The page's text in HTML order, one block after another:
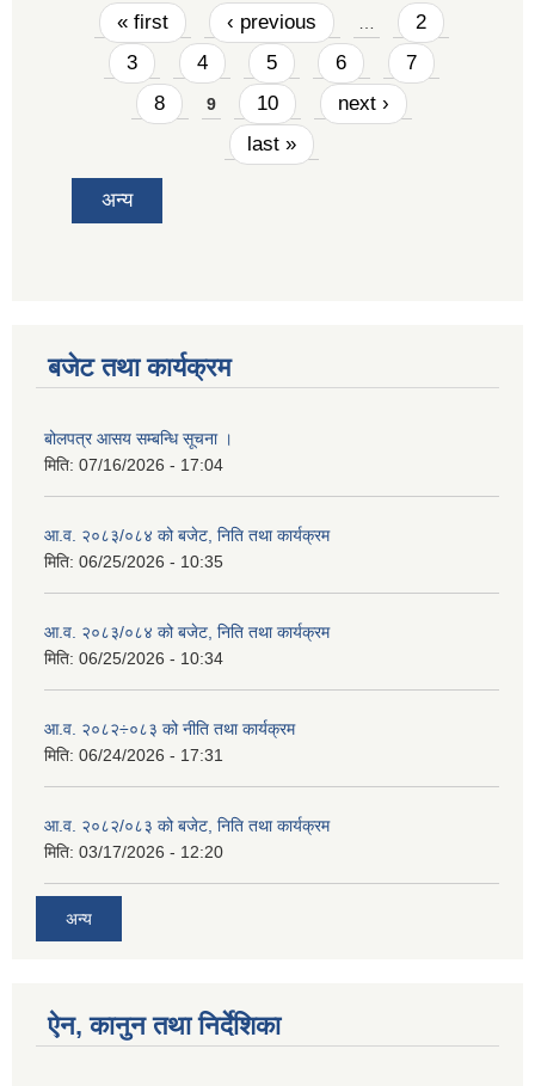
Pages
« first ‹ previous …
2
3
4 5 6
7
8
9 10
next ›
last »
अन्य
बजेट तथा कार्यक्रम
बोलपत्र आसय सम्बन्धि सूचना ।
मिति: 07/16/2026 - 17:04
आ.व. २०८३/०८४ को बजेट, निति तथा कार्यक्रम
मिति: 06/25/2026 - 10:35
आ.व. २०८३/०८४ को बजेट, निति तथा कार्यक्रम
मिति: 06/25/2026 - 10:34
आ.व. २०८२÷०८३ को नीति तथा कार्यक्रम
मिति: 06/24/2026 - 17:31
आ.व. २०८२/०८३ को बजेट, निति तथा कार्यक्रम
मिति: 03/17/2026 - 12:20
अन्य
ऐन, कानुन तथा निर्देशिका